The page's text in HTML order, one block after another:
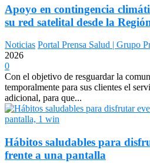
Apoyo en contingencia
su red satelital desde la
Noticias Portal Prensa Salud | Grupo
2026
0
Con el objetivo de resguardar la
temporalmente para sus clientes el
adicional, para que...
Hábitos saludables para
frente a una pantalla